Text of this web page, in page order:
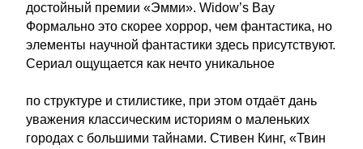
достойный премии «Эмми». Widow’s Bay
Формально это скорее хоррор, чем фантастика, но
элементы научной фантастики здесь присутствуют.
Сериал ощущается как нечто уникальное
по структуре и стилистике, при этом отдаёт дань
уважения классическим историям о маленьких
городах с большими тайнами. Стивен Кинг, «Твин